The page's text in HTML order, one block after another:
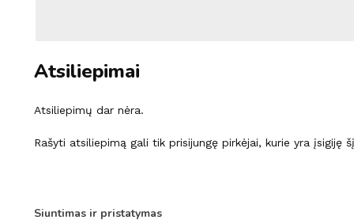
Atsiliepimai
Atsiliepimų dar nėra.
Rašyti atsiliepimą gali tik prisijungę pirkėjai, kurie yra įsigiję
Siuntimas ir pristatymas